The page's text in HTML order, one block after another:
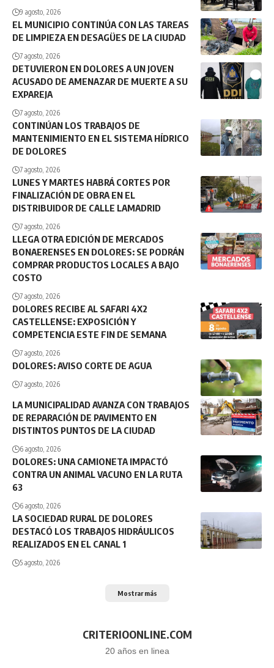
9 agosto, 2026
EL MUNICIPIO CONTINÚA CON LAS TAREAS
DE LIMPIEZA EN DESAGÜES DE LA CIUDAD
7 agosto, 2026
DETUVIERON EN DOLORES A UN JOVEN
ACUSADO DE AMENAZAR DE MUERTE A SU
EXPAREJA
7 agosto, 2026
CONTINÚAN LOS TRABAJOS DE
MANTENIMIENTO EN EL SISTEMA HÍDRICO
DE DOLORES
7 agosto, 2026
LUNES Y MARTES HABRÁ CORTES POR
FINALIZACIÓN DE OBRA EN EL
DISTRIBUIDOR DE CALLE LAMADRID
7 agosto, 2026
LLEGA OTRA EDICIÓN DE MERCADOS
BONAERENSES EN DOLORES: SE PODRÁN
COMPRAR PRODUCTOS LOCALES A BAJO
COSTO
7 agosto, 2026
DOLORES RECIBE AL SAFARI 4X2
CASTELLENSE: EXPOSICIÓN Y
COMPETENCIA ESTE FIN DE SEMANA
7 agosto, 2026
DOLORES: AVISO CORTE DE AGUA
7 agosto, 2026
LA MUNICIPALIDAD AVANZA CON TRABAJOS
DE REPARACIÓN DE PAVIMENTO EN
DISTINTOS PUNTOS DE LA CIUDAD
6 agosto, 2026
DOLORES: UNA CAMIONETA IMPACTÓ
CONTRA UN ANIMAL VACUNO EN LA RUTA
63
6 agosto, 2026
LA SOCIEDAD RURAL DE DOLORES
DESTACÓ LOS TRABAJOS HIDRÁULICOS
REALIZADOS EN EL CANAL 1
5 agosto, 2026
Mostrar más
CRITERIOONLINE.COM
20 años en linea